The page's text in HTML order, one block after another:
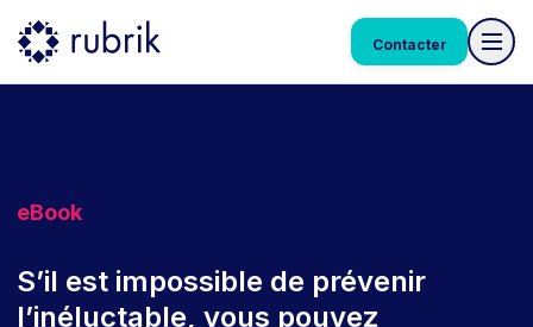
Contacter
eBook
S’il est impossible de prévenir
l’inéluctable, vous pouvez